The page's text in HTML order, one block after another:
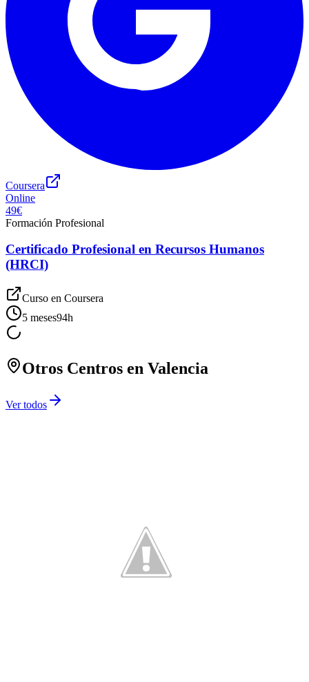
Coursera
Online
49€
Formación Profesional
Certificado Profesional en Recursos Humanos
(HRCI)
Curso en Coursera
5 meses94h
Otros Centros en Valencia
Ver todos